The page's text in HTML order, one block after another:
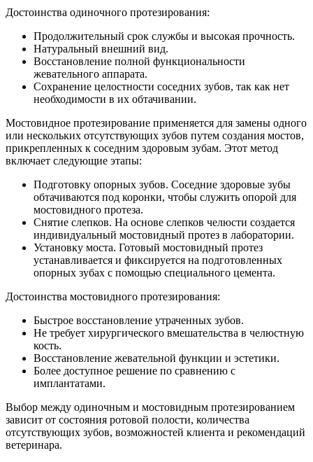
Достоинства одиночного протезирования:
Продолжительный срок службы и высокая прочность.
Натуральный внешний вид.
Восстановление полной функциональности
жевательного аппарата.
Сохранение целостности соседних зубов, так как нет
необходимости в их обтачивании.
Мостовидное протезирование применяется для замены одного
или нескольких отсутствующих зубов путем создания мостов,
прикрепленных к соседним здоровым зубам. Этот метод
включает следующие этапы:
Подготовку опорных зубов. Соседние здоровые зубы
обтачиваются под коронки, чтобы служить опорой для
мостовидного протеза.
Снятие слепков. На основе слепков челюсти создается
индивидуальный мостовидный протез в лаборатории.
Установку моста. Готовый мостовидный протез
устанавливается и фиксируется на подготовленных
опорных зубах с помощью специального цемента.
Достоинства мостовидного протезирования:
Быстрое восстановление утраченных зубов.
Не требует хирургического вмешательства в челюстную
кость.
Восстановление жевательной функции и эстетики.
Более доступное решение по сравнению с
имплантатами.
Выбор между одиночным и мостовидным протезированием
зависит от состояния ротовой полости, количества
отсутствующих зубов, возможностей клиента и рекомендаций
ветеринара.